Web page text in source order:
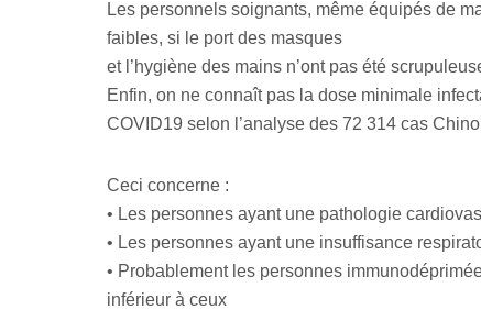
Les personnels soignants, même équipés de
faibles, si le port des masques
et l’hygiène des mains n’ont pas été
Enfin, on ne connaît pas la dose minimale
COVID19 selon l’analyse des 72 314 cas
Ceci concerne :
• Les personnes ayant une pathologie
• Les personnes ayant une insuffisance
• Probablement les personnes
inférieur à ceux